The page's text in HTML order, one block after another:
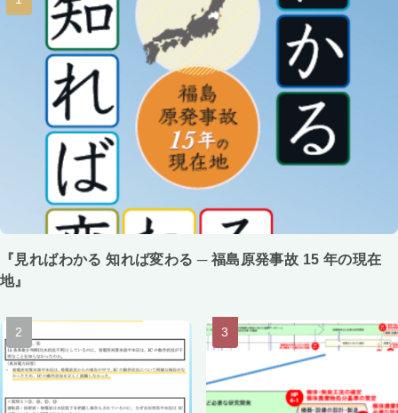
『見ればわかる 知れば変わる ─ 福島原発事故 15 年の現在
地』